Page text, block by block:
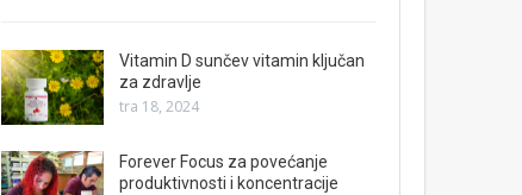
Vitamin D sunčev vitamin ključan
za zdravlje
tra 18, 2024
Forever Focus za povećanje
produktivnosti i koncentracije